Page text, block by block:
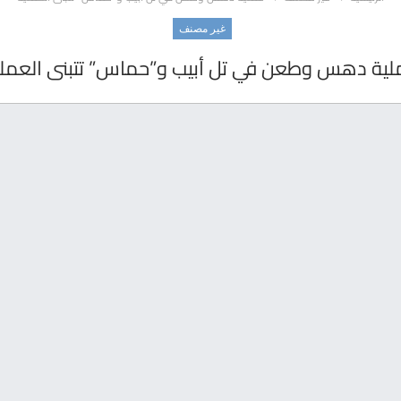
غير مصنف
دهس وطعن في تل أبيب و”حماس” تتبنى